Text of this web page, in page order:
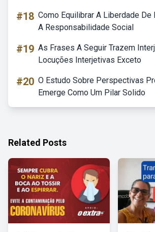
#18 Como Equilibrar A Liberdade De
A Responsabilidade Social
#19 As Frases A Seguir Trazem
Locuções Interjetivas Exceto
#20 O Estudo Sobre Perspectivas
Emerge Como Um Pilar Solido
Related Posts